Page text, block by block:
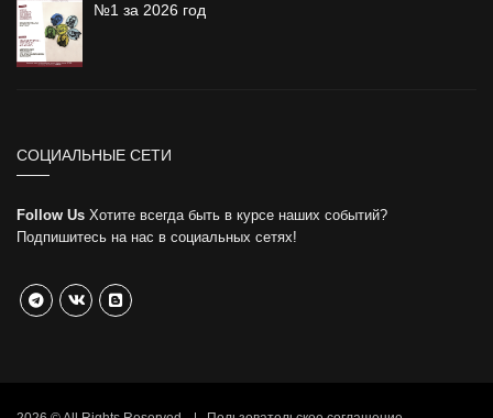
№1 за 2026 год
СОЦИАЛЬНЫЕ СЕТИ
Follow Us Хотите всегда быть в курсе наших событий?
Подпишитесь на нас в социальных сетях!